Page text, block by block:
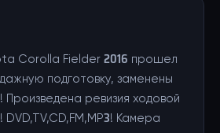
Corolla Fielder 2016 прошел
подготовку, заменены
Произведена ревизия ходовой
Камера